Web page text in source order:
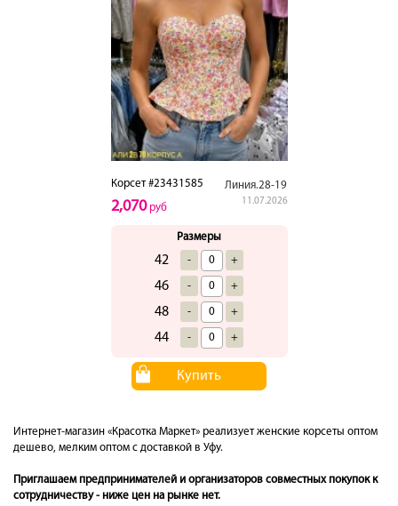
Корсет #23431585 Линия.28-19
11.07.2026
2,070руб
Размеры
42 - +
46 - +
48 - +
44 - +
Купить
Интернет-магазин «Красотка Маркет» реализует женские корсеты оптом
дешево, мелким оптом с доставкой в Уфу.
Приглашаем предпринимателей и организаторов совместных покупок к
сотрудничеству - ниже цен на рынке нет.